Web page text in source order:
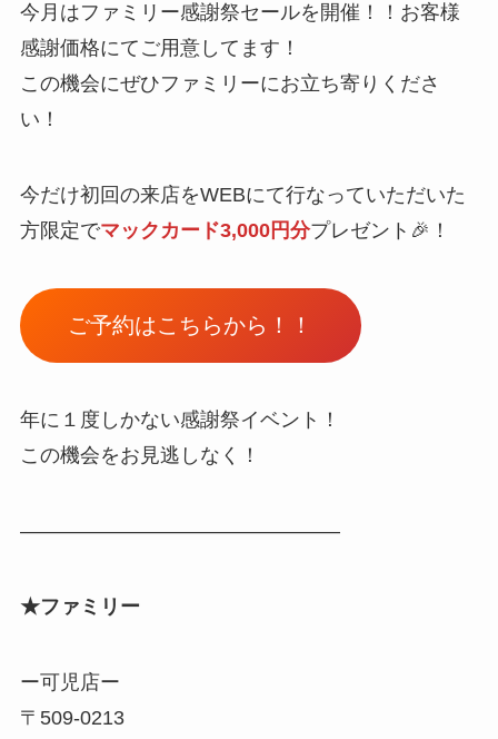
今月はファミリー感謝祭セールを開催！！お客様
感謝価格にてご用意してます！
この機会にぜひファミリーにお立ち寄りくださ
い！
今だけ初回の来店をWEBにて行なっていただいた
方限定でマックカード3,000円分プレゼント🎉！
ご予約はこちらから！！
年に１度しかない感謝祭イベント！
この機会をお見逃しなく！
————————————————
★ファミリー
ー可児店ー
〒509-0213